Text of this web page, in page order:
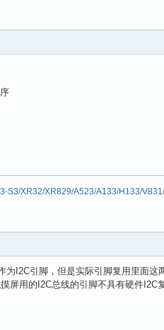
S3/XR32/XR829/A523/A133/H133/V831/
I2C引脚，但是实际引脚复用里面
屏用的I2C总线的引脚不具有硬件I2C